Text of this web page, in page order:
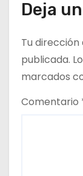
Deja
Tu
publicada.
marcados
Comentario